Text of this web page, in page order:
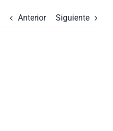
Anterior Siguiente